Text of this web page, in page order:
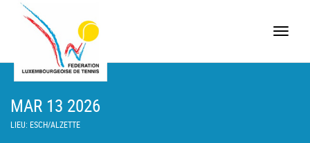
Toggle
MAR 13 2026
LIEU: ESCH/ALZETTE